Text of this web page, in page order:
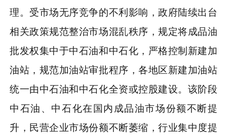
理。受市场无序竞争的不利影响，政府陆续出台
相关政策规范整治市场混乱秩序，规定将成品油
批发权集中于中石油和中石化，严格控制新建加
油站，规范加油站审批程序，各地区新建加油站
统一由中石油和中石化全资或控股建设。该阶段
中石油、中石化在国内成品油市场份额不断提
升，民营企业市场份额不断萎缩，行业集中度提